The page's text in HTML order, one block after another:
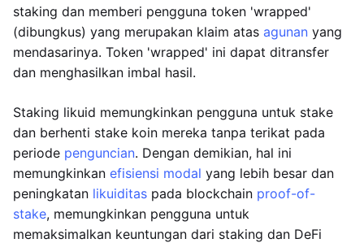
staking dan memberi pengguna token 'wrapped'
(dibungkus) yang merupakan klaim atas agunan yang
mendasarinya. Token 'wrapped' ini dapat ditransfer
dan menghasilkan imbal hasil.
Staking likuid memungkinkan pengguna untuk stake
dan berhenti stake koin mereka tanpa terikat pada
periode penguncian. Dengan demikian, hal ini
memungkinkan efisiensi modal yang lebih besar dan
peningkatan likuiditas pada blockchain proof-of-
stake, memungkinkan pengguna untuk
memaksimalkan keuntungan dari staking dan DeFi